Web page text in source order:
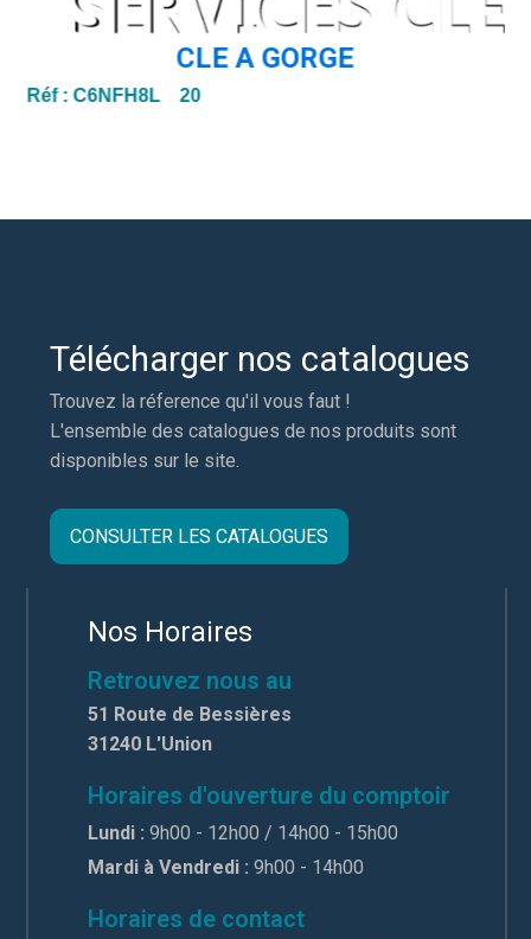
CLE A GORGE
Réf :C6NFH8L 20
Télécharger nos catalogues
Trouvez la réference qu'il vous faut !
L'ensemble des catalogues de nos produits sont
disponibles sur le site.
CONSULTER LES CATALOGUES
Nos Horaires
Retrouvez nous au
51 Route de Bessières
31240 L'Union
Horaires d'ouverture du comptoir
Lundi : 9h00 - 12h00 / 14h00 - 15h00
Mardi à Vendredi : 9h00 - 14h00
Horaires de contact